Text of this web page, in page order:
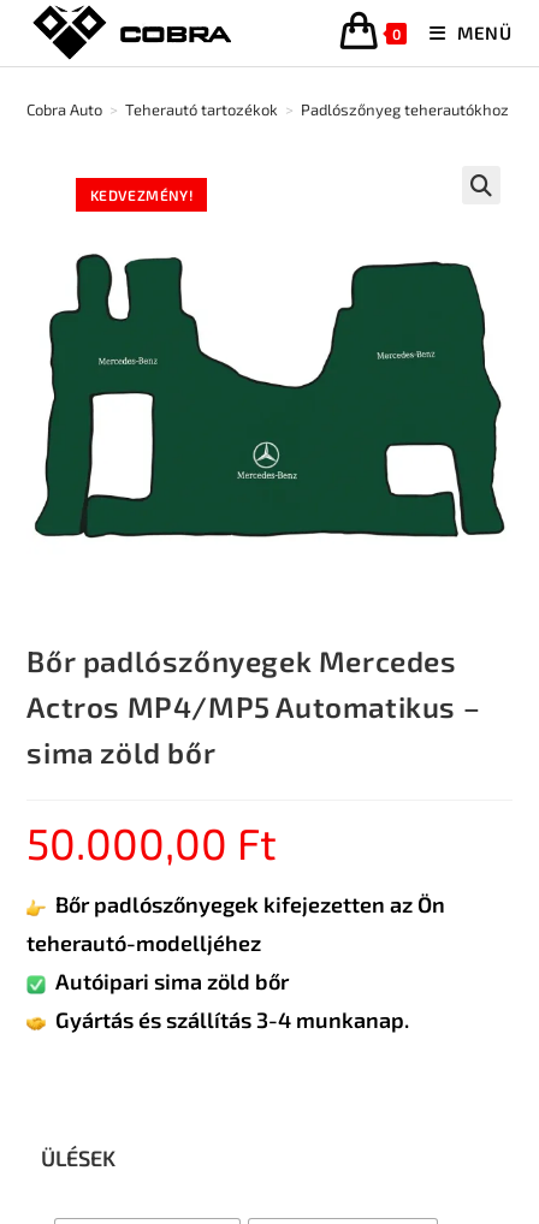
0 MENÜ
Cobra Auto > Teherautó tartozékok > Padlószőnyeg teherautókhoz
KEDVEZMÉNY!
Bőr padlószőnyegek Mercedes
Actros MP4/MP5 Automatikus –
sima zöld bőr
50.000,00 Ft
Bőr padlószőnyegek kifejezetten az Ön
teherautó-modelljéhez
Autóipari sima zöld bőr
Gyártás és szállítás 3-4 munkanap.
ÜLÉSEK